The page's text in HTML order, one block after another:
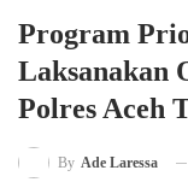
Program
Laksanakan
Polres Aceh
By Ade Laressa